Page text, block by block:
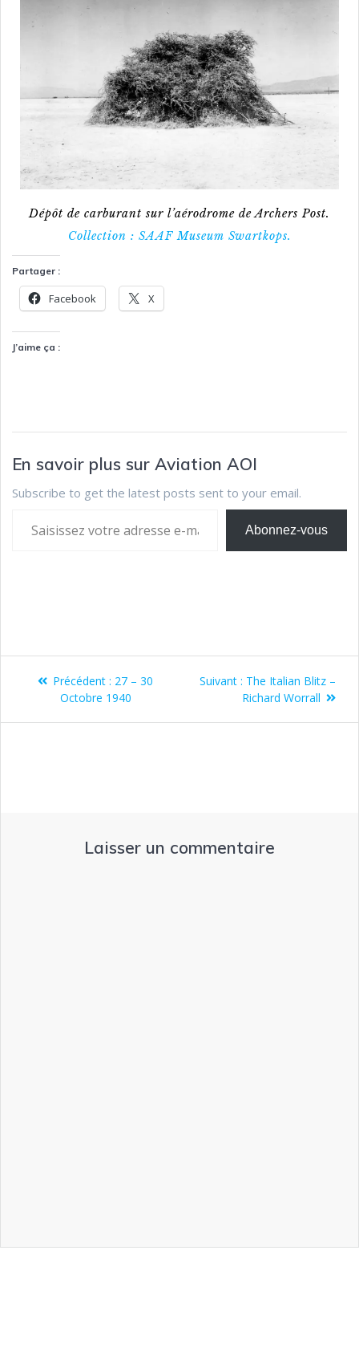
Dépôt de carburant sur l’aérodrome de Archers Post.
Collection : SAAF Museum Swartkops.
Partager :
Facebook X
J’aime ça :
En savoir plus sur Aviation AOI
Subscribe to get the latest posts sent to your email.
Abonnez-vous
Précédent : 27 – 30
Octobre 1940
Suivant : The Italian Blitz –
Richard Worrall
Laisser un commentaire